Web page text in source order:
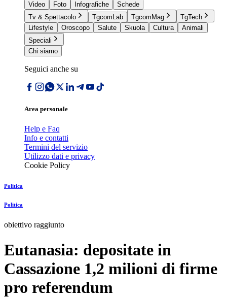
Video
Foto Infografiche
Schede
Tv & Spettacolo
TgcomLab TgcomMag
TgTech
Lifestyle
Oroscopo Salute Skuola Cultura
Animali
Speciali
Chi siamo
Seguici anche su
Area personale
Help e Faq
Info e contatti
Termini del servizio
Utilizzo dati e privacy
Cookie Policy
Politica
Politica
obiettivo raggiunto
Eutanasia: depositate in
Cassazione 1,2 milioni di firme
pro referendum